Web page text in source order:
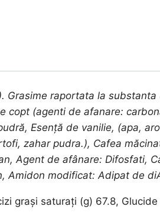
Grasime raportata la substanta
copt (agenti de afanare:
Esență de vanilie, (apa,
zahar pudra.), Cafea
Agent de afânare: Difosfati,
Amidon modificat: Adipat de
grași saturați (g) 67.8,